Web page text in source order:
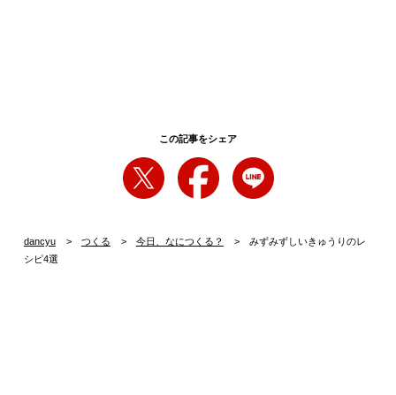
この記事をシェア
dancyu つくる 今日、なにつくる？
みずみずしいきゅうりのレ
シピ4選